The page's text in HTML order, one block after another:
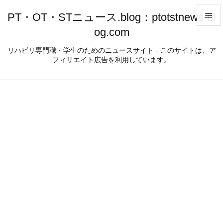
PT・OT・STニュース.blog：ptotstnews-bl
og.com
リハビリ専門職・学生のためのニュースサイト - このサイトは、ア
フィリエイト広告を利用しています。
